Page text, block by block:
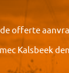
offerte
Kalsbeek